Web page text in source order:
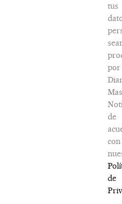
tus
por
Mas
de
con
de